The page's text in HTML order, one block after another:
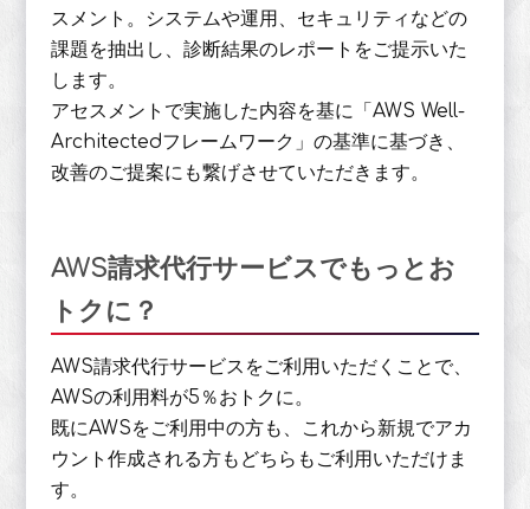
スメント。システムや運用、セキュリティなどの
課題を抽出し、診断結果のレポートをご提示いた
します。
アセスメントで実施した内容を基に「AWS Well-
Architectedフレームワーク」の基準に基づき、
改善のご提案にも繋げさせていただきます。
AWS請求代行サービスでもっとお
トクに？
AWS請求代行サービスをご利用いただくことで、
AWSの利用料が5％おトクに。
既にAWSをご利用中の方も、これから新規でアカ
ウント作成される方もどちらもご利用いただけま
す。